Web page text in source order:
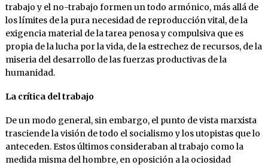
trabajo y el no-trabajo formen un todo armónico, más allá de
los límites de la pura necesidad de reproducción vital, de la
exigencia material de la tarea penosa y compulsiva que es
propia de la lucha por la vida, de la estrechez de recursos, de la
miseria del desarrollo de las fuerzas productivas de la
humanidad.
La crítica del trabajo
De un modo general, sin embargo, el punto de vista marxista
trasciende la visión de todo el socialismo y los utopistas que lo
anteceden. Estos últimos consideraban al trabajo como la
medida misma del hombre, en oposición a la ociosidad